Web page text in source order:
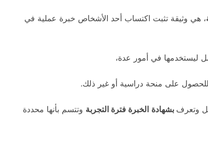
، هي وثيقة تثبت اكتساب أحد الأشخاص خبرة عملية في
ليستخدمها في أمور عدة،
على منحة دراسية أو غير ذلك.
وتعرف بشهادة الخبرة فترة التجربة وتتسم بأنها محددة